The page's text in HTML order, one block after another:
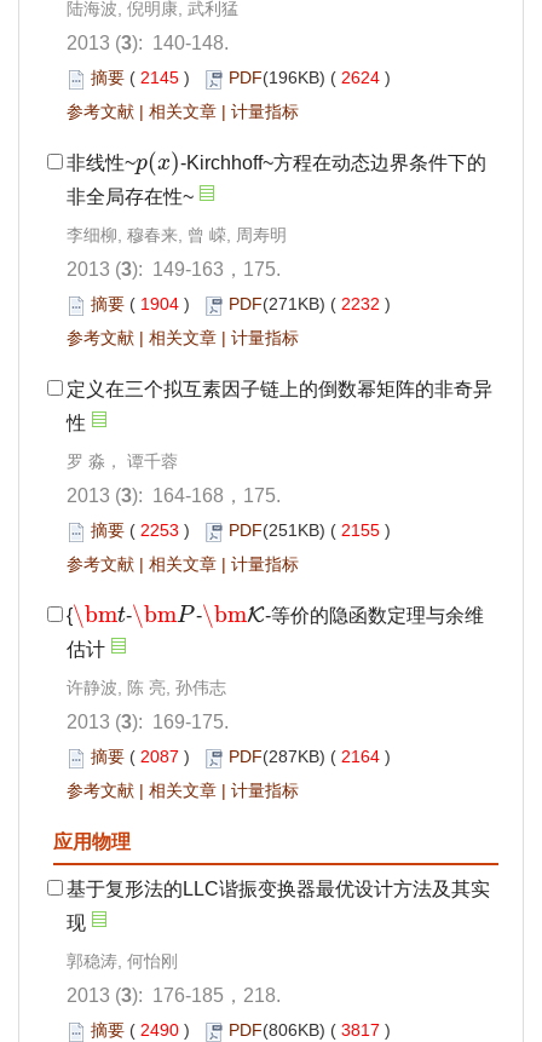
陆海波, 倪明康, 武利猛
2013 (3): 140-148.
摘要 ( 2145 ) PDF(196KB) ( 2624 )
参考文献 | 相关文章 | 计量指标
非线性~p(x)
p(x) -Kirchhoff~方程在动态边界条件下的
非全局存在性~
李细柳, 穆春来, 曾 嵘, 周寿明
2013 (3): 149-163，175.
摘要 ( 1904 ) PDF(271KB) ( 2232 )
参考文献 | 相关文章 | 计量指标
定义在三个拟互素因子链上的倒数幂矩阵的非奇异
性
罗 淼， 谭千蓉
2013 (3): 164-168，175.
摘要 ( 2253 ) PDF(251KB) ( 2155 )
参考文献 | 相关文章 | 计量指标
{\bmt
\bmt -\bmP
\bmP -\bmK
\bmK
-等价的隐函数定理与余维
估计
许静波, 陈 亮, 孙伟志
2013 (3): 169-175.
摘要 ( 2087 ) PDF(287KB) ( 2164 )
参考文献 | 相关文章 | 计量指标
应用物理
基于复形法的LLC谐振变换器最优设计方法及其实
现
郭稳涛, 何怡刚
2013 (3): 176-185，218.
摘要 ( 2490 ) PDF(806KB) ( 3817 )